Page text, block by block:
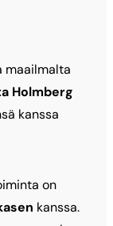
maailmalta
Holmberg
kanssa
on
kanssa.